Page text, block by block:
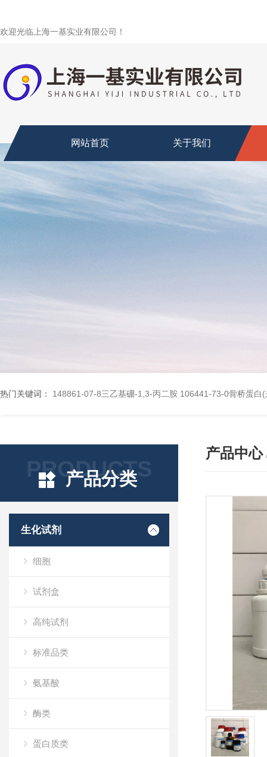
欢迎光临上海一基实业有限公司！
网站首页 关于我们
热门关键词： 148861-07-8三乙基硼-1,3-丙二胺 106441-73-0骨桥蛋白
PRODUCTS
产品分类
生化试剂
细胞
试剂盒
高纯试剂
标准品类
氨基酸
酶类
蛋白质类
产品中心